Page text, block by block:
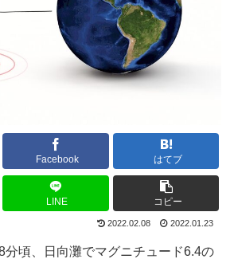
Facebook はてブ
LINE コピー
2022.02.08 2022.01.23
分頃、日向灘でマグニチュード6.4の